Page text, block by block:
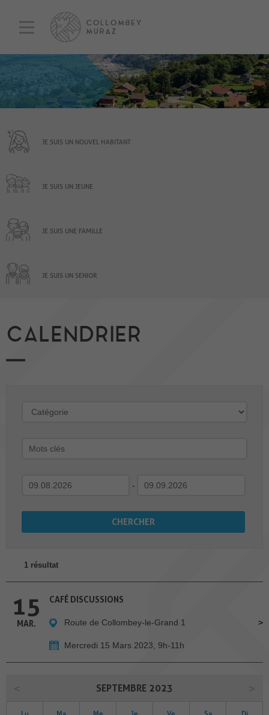
JE SUIS UN NOUVEL HABITANT
JE SUIS UN JEUNE
JE SUIS UNE FAMILLE
JE SUIS UN SENIOR
CALENDRIER
-
1 résultat
15
MAR.
CAFÉ DISCUSSIONS
Route de Collombey-le-Grand 1
Mercredi 15 Mars 2023, 9h-11h
SEPTEMBRE 2023